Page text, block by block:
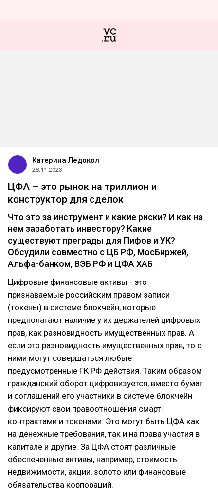
Катерина Ледокол
28.11.2023
ЦФА – это рынок на триллион и
конструктор для сделок
Что это за инструмент и какие риски? И как на
нем заработать инвестору? Какие
существуют преграды для Пифов и УК?
Обсудили совместно с ЦБ РФ, МосБиржей,
Альфа-банком, ВЭБ РФ и ЦФА ХАБ
Цифровые финансовые активы - это
признаваемые российским правом записи
(токены) в системе блокчейн, которые
предполагают наличие у их держателей цифровых
прав, как разновидность имущественных прав. А
если это разновидность имущественных прав, то с
ними могут совершаться любые
предусмотренные ГК РФ действия. Таким образом
гражданский оборот цифровизуется, вместо бумаг
и соглашений его участники в системе блокчейн
фиксируют свои правоотношения смарт-
контрактами и токенами. Это могут быть ЦФА как
на денежные требования, так и на права участия в
капитале и другие. За ЦФА стоят различные
обеспеченные активы, например, стоимость
недвижимости, акции, золото или финансовые
обязательства корпораций.